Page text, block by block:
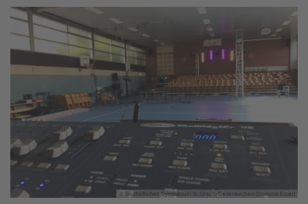
© Bischöfliches Gymnasium St. Ursula Geilenkirchen (Dominik Esser)